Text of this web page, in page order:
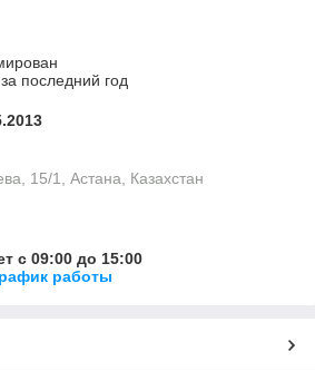
последний год
15/1, Астана, Казахстан
с 09:00 до 15:00
работы